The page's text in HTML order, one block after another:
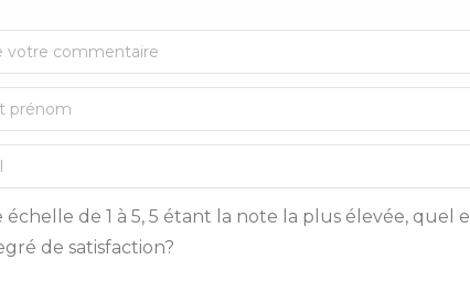
de 1 à 5, 5 étant la note la plus élevée, quel
de satisfaction?